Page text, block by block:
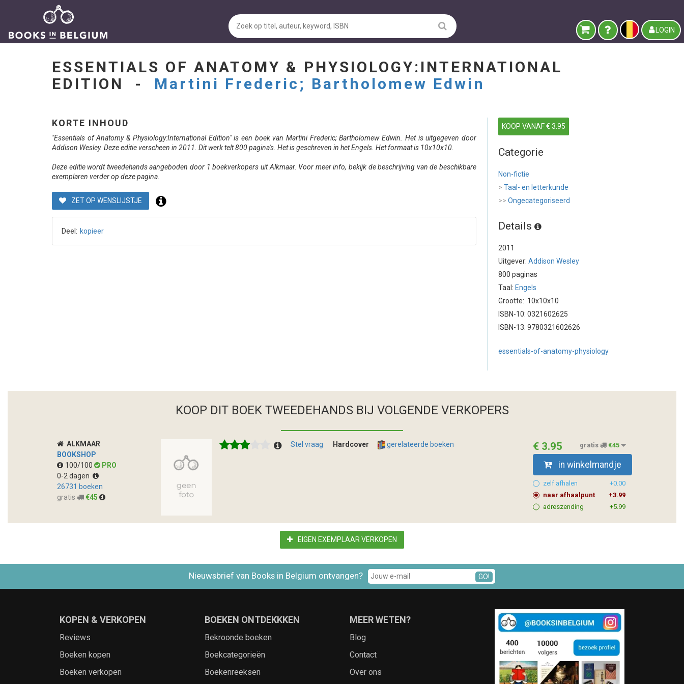
LOGIN
ESSENTIALS OF ANATOMY & PHYSIOLOGY:INTERNATIONAL
EDITION - Martini Frederic; Bartholomew Edwin
KORTE INHOUD
"Essentials of Anatomy & Physiology:International Edition" is een boek van Martini Frederic; Bartholomew Edwin. Het is uitgegeven door
Addison Wesley. Deze editie verscheen in 2011. Dit werk telt 800 pagina's. Het is geschreven in het Engels. Het formaat is 10x10x10.
Deze editie wordt tweedehands aangeboden door 1 boekverkopers uit Alkmaar. Voor meer info, bekijk de beschrijving van de beschikbare
exemplaren verder op deze pagina.
ZET OP WENSLIJSTJE
Deel: kopieer
KOOP VANAF € 3.95
Categorie
Non-fictie
> Taal- en letterkunde
>> Ongecategoriseerd
Details
2011
Uitgever: Addison Wesley
800 paginas
Taal: Engels
Grootte: 10x10x10
ISBN-10: 0321602625
ISBN-13: 9780321602626
essentials-of-anatomy-physiology
KOOP DIT BOEK TWEEDEHANDS BIJ VOLGENDE VERKOPERS
ALKMAAR
BOOKSHOP
100/100
PRO
0-2 dagen
26731 boeken
gratis
€45
Stel vraag Hardcover gerelateerde boeken € 3.95 gratis €45
in winkelmandje
zelf afhalen
+0.00
naar afhaalpunt
+3.99
adreszending
+5.99
EIGEN EXEMPLAAR VERKOPEN
Nieuwsbrief van Books in Belgium ontvangen? GO!
KOPEN & VERKOPEN
Reviews
Boeken kopen
Boeken verkopen
BOEKEN ONTDEKKKEN
Bekroonde boeken
Boekcategorieën
Boekenreeksen
MEER WETEN?
Blog
Contact
Over ons